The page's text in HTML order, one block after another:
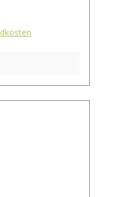
natürliches
Tee mit 1 l.
Ziehzeit: